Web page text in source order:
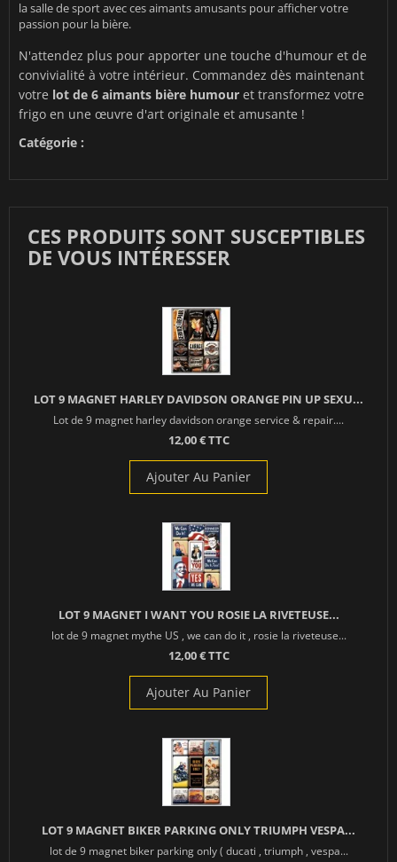
la salle de sport avec ces aimants amusants pour afficher votre
passion pour la bière.
N'attendez plus pour apporter une touche d'humour et de
convivialité à votre intérieur. Commandez dès maintenant
votre lot de 6 aimants bière humour et transformez votre
frigo en une œuvre d'art originale et amusante !
Catégorie :
CES PRODUITS SONT SUSCEPTIBLES
DE VOUS INTÉRESSER
LOT 9 MAGNET HARLEY DAVIDSON ORANGE PIN UP SEXU...
Lot de 9 magnet harley davidson orange service & repair....
12,00 € TTC
Ajouter Au Panier
LOT 9 MAGNET I WANT YOU ROSIE LA RIVETEUSE...
lot de 9 magnet mythe US , we can do it , rosie la riveteuse...
12,00 € TTC
Ajouter Au Panier
LOT 9 MAGNET BIKER PARKING ONLY TRIUMPH VESPA...
lot de 9 magnet biker parking only ( ducati , triumph , vespa...